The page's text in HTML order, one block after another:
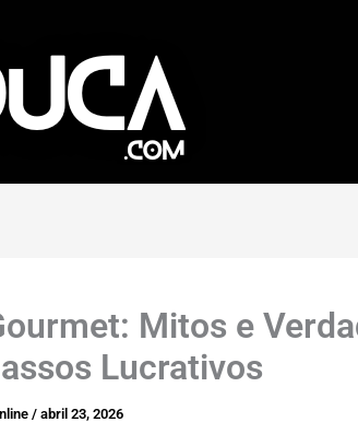
Mitos e
Lucrativos
/ abril 23, 2026